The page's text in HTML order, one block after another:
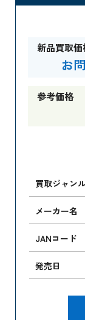
新品買取価
お
参考価格
買取ジャン
メーカー名
JANコード
発売日